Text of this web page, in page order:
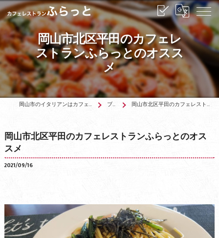
岡山市北区平田のカフェレ
ストランふらっとのオスス
メ
岡山市のイタリアンはカフェレストランふらっと ブログ 岡山市北区平田のカフェレストランふらっとのオススメ
岡山市北区平田のカフェレストランふらっとのオス
スメ
2021/09/16